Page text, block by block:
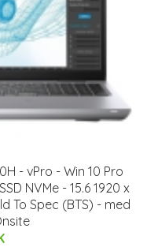
- vPro - Win 10 Pro
NVMe - 15.6 1920 x
To Spec (BTS) - med